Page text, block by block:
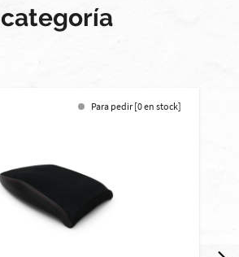
categoría
Para pedir [0 en stock]